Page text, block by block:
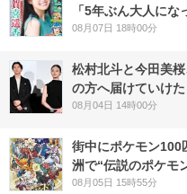
「5年ぶん大人にな
08月07日 18時00分
松村北斗と今田美
の方へ届けていけた
08月04日 14時00分
街中にポケモン
洲で“伝説のポケモ
08月05日 15時55分